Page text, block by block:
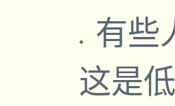
有些
这是